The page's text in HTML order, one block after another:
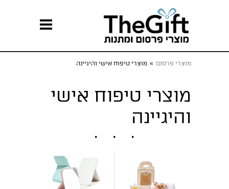
מוצרי פרסום » מוצרי טיפוח אישי והיגיינה
מוצרי טיפוח אישי
והיגיינה